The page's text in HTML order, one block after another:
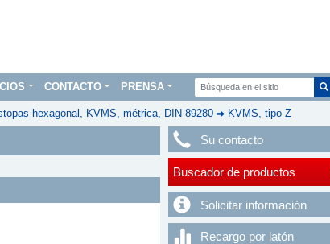
CONTACTO PRENSA
hexagonal, KVMS, métrica, DIN 89280 KVMS, tipo Z
Su contacto
Buscador de productos
Solicitar información
Recargo por latón